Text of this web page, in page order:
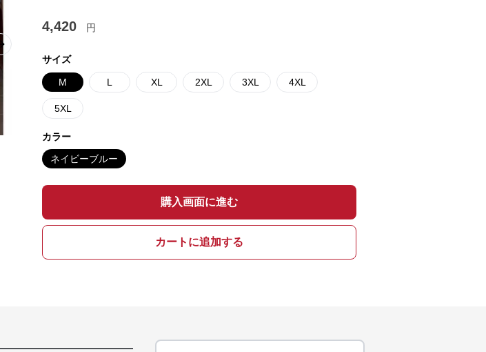
Next slide
4,420 円
サイズ
M L XL 2XL 3XL 4XL
5XL
カラー
ネイビーブルー
購入画面に進む
カートに追加する